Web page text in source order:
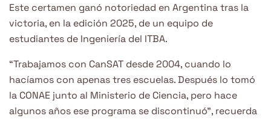
Este certamen ganó notoriedad en Argentina tras la
victoria, en la edición 2025, de un equipo de
estudiantes de Ingeniería del ITBA.
“Trabajamos con CanSAT desde 2004, cuando lo
hacíamos con apenas tres escuelas. Después lo tomó
la CONAE junto al Ministerio de Ciencia, pero hace
algunos años ese programa se discontinuó”, recuerda